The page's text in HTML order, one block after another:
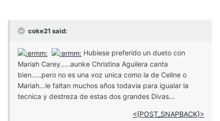
coke21 said:
Hubiese preferido un dueto con
Mariah Carey.....aunke Christina Aguilera canta
bien.....pero no es una voz unica como la de Celine o
Mariah...le faltan muchos años todavia para igualar la
tecnica y destreza de estas dos grandes Divas...
<{POST_SNAPBACK}>